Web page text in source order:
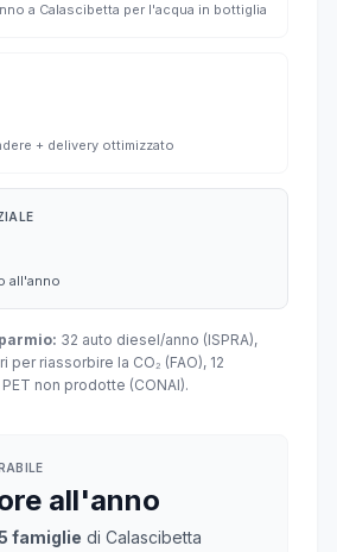
a Calascibetta per l'acqua in bottiglia
+ delivery ottimizzato
all'anno
32 auto diesel/anno (ISPRA),
per riassorbire la CO₂ (FAO), 12
non prodotte (CONAI).
all'anno
famiglie di Calascibetta